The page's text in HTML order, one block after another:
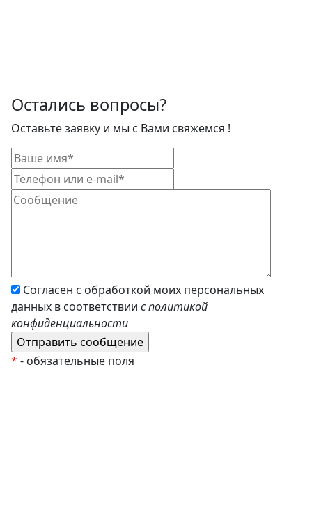
Остались вопросы?
Оставьте заявку и мы с Вами свяжемся !
Согласен с обработкой моих персональных
данных в соответствии с политикой
конфиденциальности
* - обязательные поля